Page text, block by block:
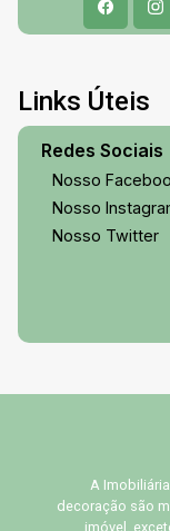
Links Úteis
Redes Sociais
Nosso
Nosso
Nosso Twitter
A
decoração são
imóvel,